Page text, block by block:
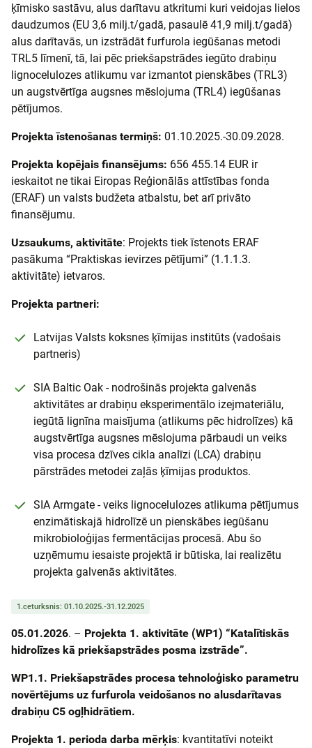
ķīmisko sastāvu, alus darītavu atkritumi kuri veidojas lielos
daudzumos (EU 3,6 milj.t/gadā, pasaulē 41,9 milj.t/gadā)
alus darītavās, un izstrādāt furfurola iegūšanas metodi
TRL5 līmenī, tā, lai pēc priekšapstrādes iegūto drabiņu
lignocelulozes atlikumu var izmantot pienskābes (TRL3)
un augstvērtīga augsnes mēslojuma (TRL4) iegūšanas
pētījumos.
Projekta īstenošanas termiņš: 01.10.2025.-30.09.2028.
Projekta kopējais finansējums: 656 455.14 EUR ir
ieskaitot ne tikai Eiropas Reģionālās attīstības fonda
(ERAF) un valsts budžeta atbalstu, bet arī privāto
finansējumu.
Uzsaukums, aktivitāte: Projekts tiek īstenots ERAF
pasākuma “Praktiskas ievirzes pētījumi” (1.1.1.3.
aktivitāte) ietvaros.
Projekta partneri:
Latvijas Valsts koksnes ķīmijas institūts (vadošais
partneris)
SIA Baltic Oak - nodrošinās projekta galvenās
aktivitātes ar drabiņu eksperimentālo izejmateriālu,
iegūtā lignīna maisījuma (atlikums pēc hidrolīzes) kā
augstvērtīga augsnes mēslojuma pārbaudi un veiks
visa procesa dzīves cikla analīzi (LCA) drabiņu
pārstrādes metodei zaļās ķīmijas produktos.
SIA Armgate - veiks lignocelulozes atlikuma pētījumus
enzimātiskajā hidrolīzē un pienskābes iegūšanu
mikrobioloģijas fermentācijas procesā. Abu šo
uzņēmumu iesaiste projektā ir būtiska, lai realizētu
projekta galvenās aktivitātes.
1.ceturksnis: 01.10.2025.-31.12.2025
05.01.2026. – Projekta 1. aktivitāte (WP1) “Katalītiskās
hidrolīzes kā priekšapstrādes posma izstrāde”.
WP1.1. Priekšapstrādes procesa tehnoloģisko parametru
novērtējums uz furfurola veidošanos no alusdarītavas
drabiņu C5 ogļhidrātiem.
Projekta 1. perioda darba mērķis: kvantitatīvi noteikt